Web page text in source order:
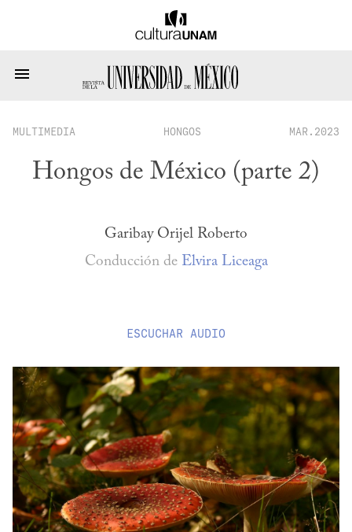
MULTIMEDIA HONGOS MAR.2023
Hongos de México (parte 2)
Garibay Orijel Roberto
Conducción de Elvira Liceaga
ESCUCHAR AUDIO